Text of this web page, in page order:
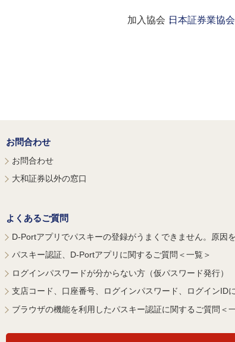
加入協会：日本証券業協会
お問合わせ
お問合わせ
大和証券以外の窓口
よくあるご質問
D-Portアプリでパスキーの登録がうまくできません。原因
パスキー認証、D-Portアプリに関するご質問＜一覧＞
ログインパスワードが分からない方（仮パスワード発行）
支店コード、口座番号、ログインパスワード、ログインID
ブラウザの機能を利用したパスキー認証に関するご質問＜